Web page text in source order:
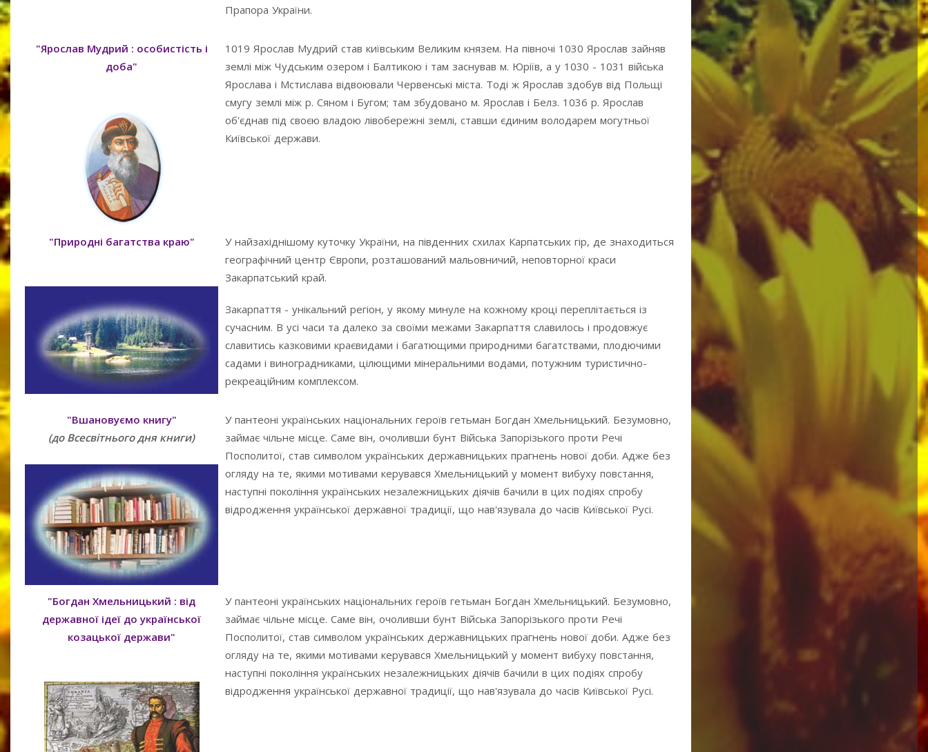
Прапора України.
"Ярослав Мудрий : особистість і
доба"
1019 Ярослав Мудрий став київським Великим князем. На півночі 1030 Ярослав зайняв
землі між Чудським озером і Балтикою і там заснував м. Юріїв, а у 1030 - 1031 війська
Ярослава і Мстислава відвоювали Червенські міста. Тоді ж Ярослав здобув від Польщі
смугу землі між р. Сяном і Бугом; там збудовано м. Ярослав і Белз. 1036 р. Ярослав
об'єднав під своєю владою лівобережні землі, ставши єдиним володарем могутньої
Київської держави.
"Природні багатства краю"
У найзахіднішому куточку України, на південних схилах Карпатських гір, де знаходиться
географічний центр Європи, розташований мальовничий, неповторної краси
Закарпатський край.
Закарпаття - унікальний регіон, у якому минуле на кожному кроці переплітається із
сучасним. В усі часи та далеко за своїми межами Закарпаття славилось і продовжує
славитись казковими краєвидами і багатющими природними багатствами, плодючими
садами і виноградниками, цілющими мінеральними водами, потужним туристично-
рекреаційним комплексом.
"Вшановуємо книгу"
(до Всесвітнього дня книги)
У пантеоні українських національних героїв гетьман Богдан Хмельницький. Безумовно,
займає чільне місце. Саме він, очоливши бунт Війська Запорізького проти Речі
Посполитої, став символом українських державницьких прагнень нової доби. Адже без
огляду на те, якими мотивами керувався Хмельницький у момент вибуху повстання,
наступні покоління українських незалежницьких діячів бачили в цих подіях спробу
відродження української державної традиції, що нав'язувала до часів Київської Русі.
"Богдан Хмельницький : від
державної ідеї до української
козацької держави"
У пантеоні українських національних героїв гетьман Богдан Хмельницький. Безумовно,
займає чільне місце. Саме він, очоливши бунт Війська Запорізького проти Речі
Посполитої, став символом українських державницьких прагнень нової доби. Адже без
огляду на те, якими мотивами керувався Хмельницький у момент вибуху повстання,
наступні покоління українських незалежницьких діячів бачили в цих подіях спробу
відродження української державної традиції, що нав'язувала до часів Київської Русі.